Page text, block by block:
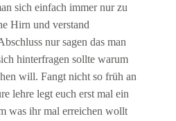
sich einfach immer nur zu
Hirn und verstand
nur sagen das man
hinterfragen sollte warum
will. Fangt nicht so früh an
lehre legt euch erst mal ein
was ihr mal erreichen wollt